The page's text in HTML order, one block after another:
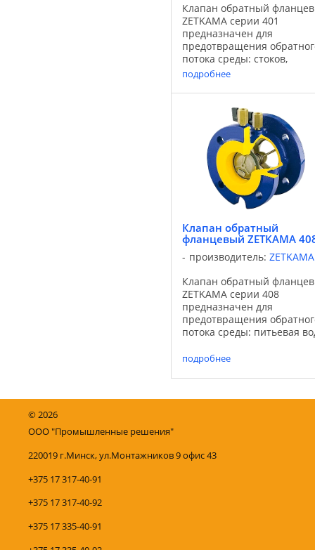
Клапан обратный
ZETKAMA серии 401
предназначен для
предотвращения
потока среды: стоков,
горячей и холодной
промышленной воды, а
не агрессивных сред.
Применяется для систем
очистки стоков,
промышленного
водоснабжения. ...
подробнее
Клапан обратный
фланцевый ZETKAMA
производитель: ZETKAMA
Клапан обратный
ZETKAMA серии 408
предназначен для
предотвращения
потока среды: питьевая
водоснабжения.
любом положении -
подробнее
©2026
ООО "Промышленные решения"
220019 г.Минск, ул.Монтажников 9 офис 43
+375 17 317-40-91
+375 17 317-40-92
+375 17 335-40-91